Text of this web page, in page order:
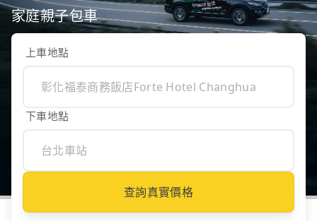
家庭親子包車
上車地點
下車地點
查詢真實價格